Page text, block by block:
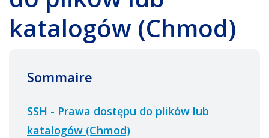
katalogów (Chmod)
Sommaire
SSH - Prawa dostępu do plików lub
katalogów (Chmod)